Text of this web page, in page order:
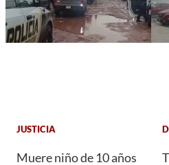
JUSTICIA
Muere niño de 10 años